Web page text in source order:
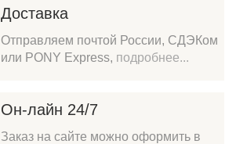
Доставка
Отправляем почтой России, СДЭКом
или PONY Express, подробнее...
Он-лайн 24/7
Заказ на сайте можно оформить в